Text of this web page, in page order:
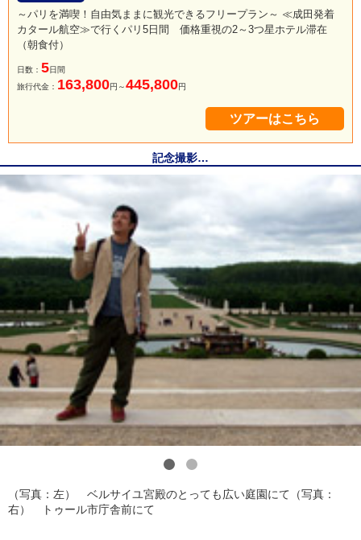
～パリを満喫！自由気ままに観光できるフリープラン～ ≪成田発着
カタール航空≫で行くパリ5日間 価格重視の2～3つ星ホテル滞在
（朝食付）
日数： 5日間
旅行代金： 163,800円～445,800円
ツアーはこちら
記念撮影…
（写真：左） ベルサイユ宮殿のとっても広い庭園にて （写真：
右） トゥール市庁舎前にて